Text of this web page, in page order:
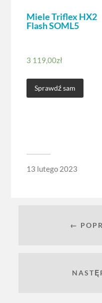
Miele Triflex HX2
Flash SOML5
3 119,00zł
Sprawdź sam
13 lutego 2023
←